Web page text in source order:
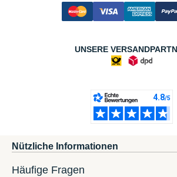
UNSERE
Nützliche Informationen
Häufige Fragen